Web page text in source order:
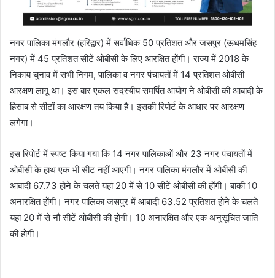
नगर पालिका मंगलौर (हरिद्वार) में सर्वाधिक 50 प्रतिशत और जसपुर (ऊधमसिंह
नगर) में 45 प्रतिशत सीटें ओबीसी के लिए आरक्षित होंगी। राज्य में 2018 के
निकाय चुनाव में सभी निगम, पालिका व नगर पंचायतों में 14 प्रतिशत ओबीसी
आरक्षण लागू था। इस बार एकल सदस्यीय समर्पित आयोग ने ओबीसी की आबादी के
हिसाब से सीटों का आरक्षण तय किया है। इसकी रिपोर्ट के आधार पर आरक्षण
लगेगा।
इस रिपोर्ट में स्पष्ट किया गया कि 14 नगर पालिकाओं और 23 नगर पंचायतों में
ओबीसी के हाथ एक भी सीट नहीं आएगी। नगर पालिका मंगलौर में ओबीसी की
आबादी 67.73 होने के चलते यहां 20 में से 10 सीटें ओबीसी की होंगी। बाकी 10
अनारक्षित होंगी। नगर पालिका जसपुर में आबादी 63.52 प्रतिशत होने के चलते
यहां 20 में से नौ सीटें ओबीसी की होंगी। 10 अनारक्षित और एक अनुसूचित जाति
की होगी।